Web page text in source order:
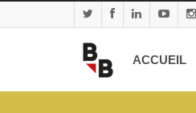
ACCUEIL